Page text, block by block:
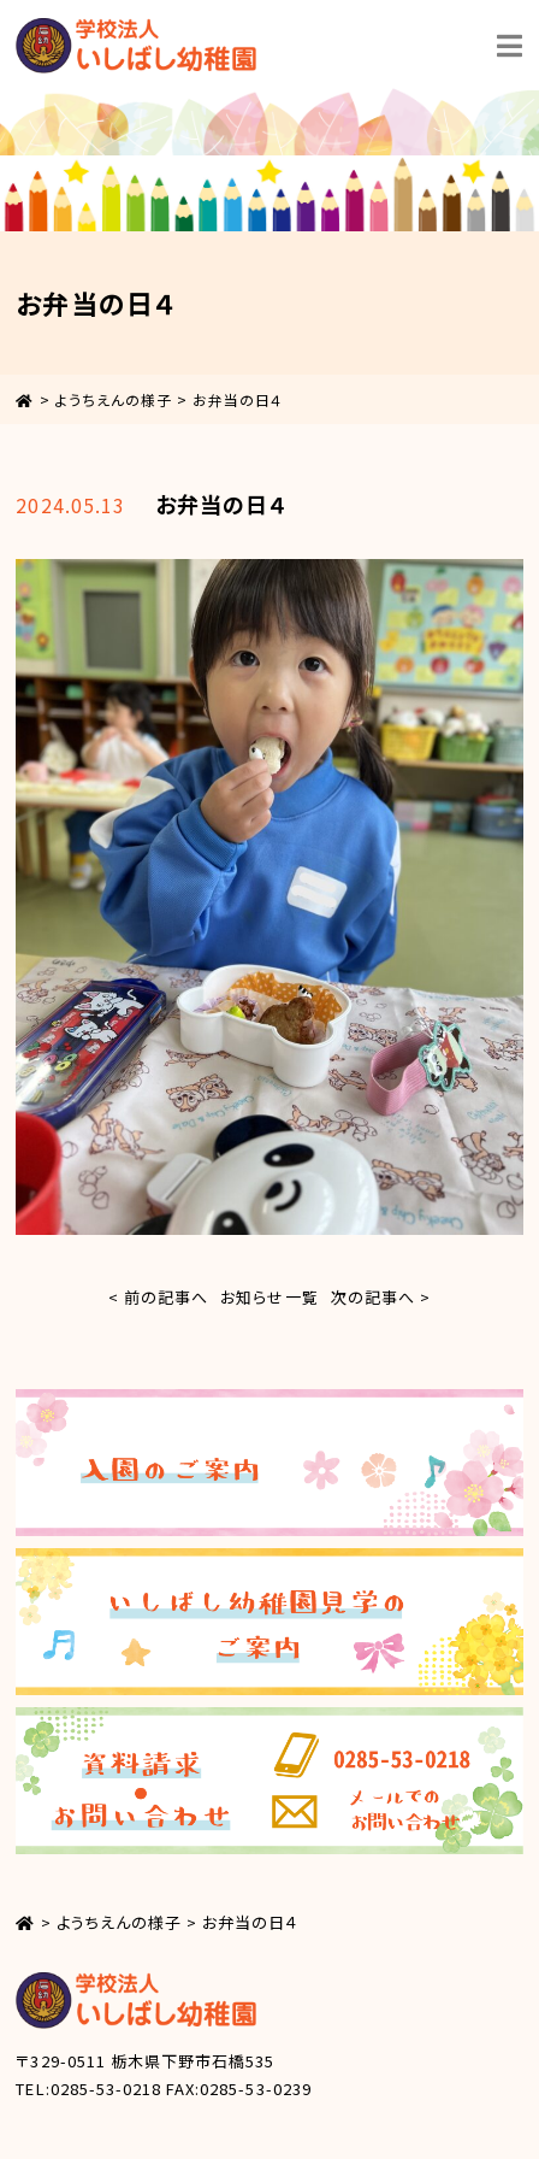
お弁当の日４
> ようちえんの様子 > お弁当の日４
2024.05.13 お弁当の日４
< 前の記事へ お知らせ一覧 次の記事へ >
> ようちえんの様子 > お弁当の日４
〒329-0511 栃木県下野市石橋535
TEL:0285-53-0218 FAX:0285-53-0239